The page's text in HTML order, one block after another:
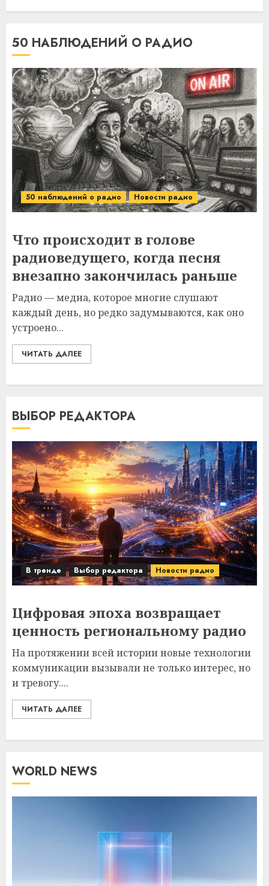
50 НАБЛЮДЕНИЙ О РАДИО
50 наблюдений о радио Новости радио
Что происходит в голове
радиоведущего, когда песня
внезапно закончилась раньше
Радио — медиа, которое многие слушают
каждый день, но редко задумываются, как оно
устроено...
ЧИТАТЬ ДАЛЕЕ
ВЫБОР РЕДАКТОРА
В тренде Выбор редактора Новости радио
Цифровая эпоха возвращает
ценность региональному радио
На протяжении всей истории новые технологии
коммуникации вызывали не только интерес, но
и тревогу....
ЧИТАТЬ ДАЛЕЕ
WORLD NEWS